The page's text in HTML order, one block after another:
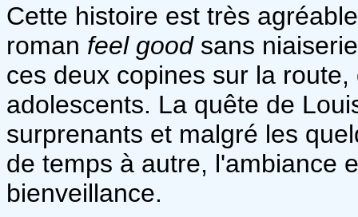
Cette histoire est très
roman feel good sans
ces deux copines sur la
adolescents. La quête de
surprenants et malgré les
de temps à autre, l'ambiance
bienveillance.